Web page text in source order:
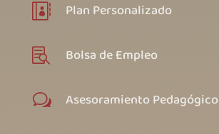
 Plan Personalizado
 Bolsa de Empleo
w Asesoramiento Pedagógico